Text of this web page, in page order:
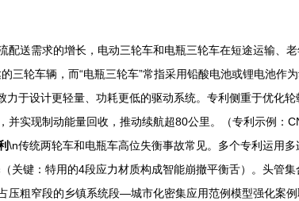
配送需求的增长，电动三轮车和电瓶三轮车在短途运输、
三轮车辆，而“电瓶三轮车”常指采用铅酸电池或锂电池
力于设计更轻量、功耗更低的驱动系统。专利侧重于优化
并实现制动能量回收，推动续航超80公里。（专利示例
\n传统两轮车和电瓶车高位失衡事故常见。多个专利运用
关键：特用的4段应力材质构成智能崩撤平衡舌）。头管
压粗窄段的乡镇系统段—城市化密集应用范例模型强化案